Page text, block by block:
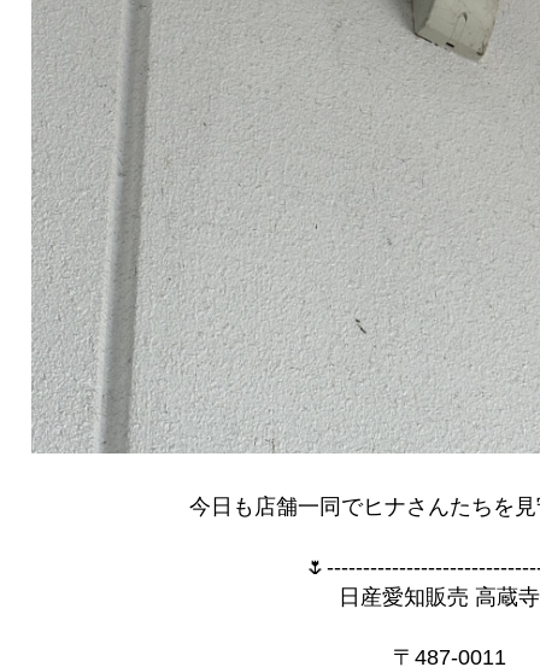
今日も店舗一同でヒナさんたちを
日産愛知販売 高蔵
〒487-0011